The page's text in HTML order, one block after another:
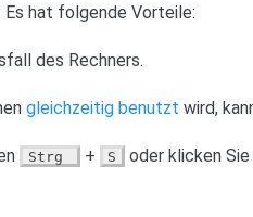
Es hat folgende Vorteile:
des Rechners.
gleichzeitig benutzt wird,
Strg + S
oder klicken